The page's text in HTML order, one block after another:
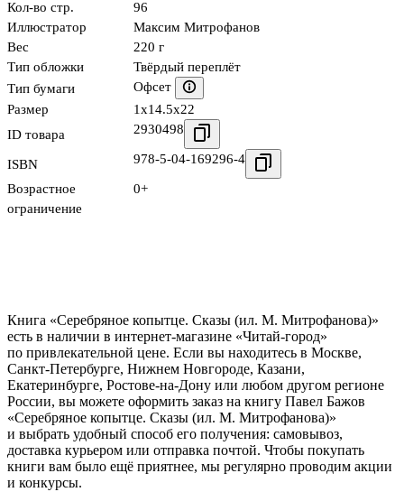
Кол-во стр.
96
Иллюстратор
Максим Митрофанов
Вес
220 г
Тип обложки
Твёрдый переплёт
Тип бумаги
Офсет
Размер
1x14.5x22
ID товара
2930498
ISBN 978-5-04-169296-4
Возрастное
ограничение
0+
Книга «Серебряное копытце. Сказы (ил. М. Митрофанова)»
есть в наличии в интернет-магазине «Читай-город»
по привлекательной цене. Если вы находитесь в Москве,
Санкт-Петербурге, Нижнем Новгороде, Казани,
Екатеринбурге, Ростове-на-Дону или любом другом регионе
России, вы можете оформить заказ на книгу Павел Бажов
«Серебряное копытце. Сказы (ил. М. Митрофанова)»
и выбрать удобный способ его получения: самовывоз,
доставка курьером или отправка почтой. Чтобы покупать
книги вам было ещё приятнее, мы регулярно проводим акции
и конкурсы.